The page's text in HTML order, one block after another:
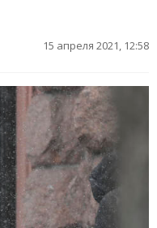
15 апреля 2021, 12:58